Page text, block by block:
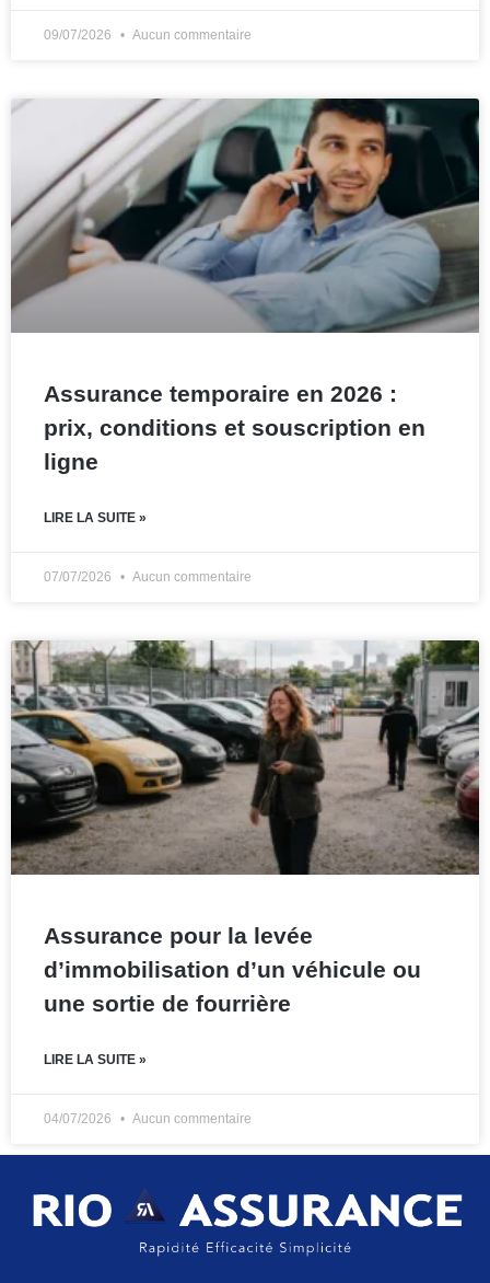
09/07/2026 Aucun commentaire
Assurance temporaire en 2026 :
prix, conditions et souscription en
ligne
LIRE LA SUITE »
07/07/2026 Aucun commentaire
Assurance pour la levée
d’immobilisation d’un véhicule ou
une sortie de fourrière
LIRE LA SUITE »
04/07/2026 Aucun commentaire